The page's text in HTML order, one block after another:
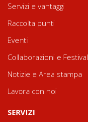
Servizi e vantaggi
Raccolta punti
Eventi
Collaborazioni e Festival
Notizie e Area stampa
Lavora con noi
SERVIZI